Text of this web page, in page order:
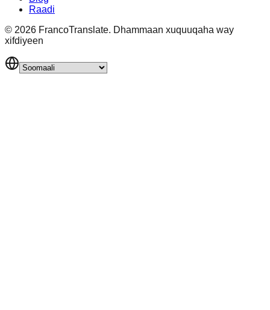
Raadi
© 2026 FrancoTranslate. Dhammaan xuquuqaha way
xifdiyeen